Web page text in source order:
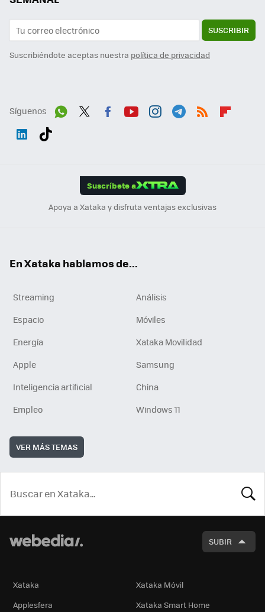
SUSCRIBIR
Suscribiéndote aceptas nuestra política de privacidad
Síguenos
Suscríbete a
Apoya a Xataka y disfruta ventajas exclusivas
En Xataka hablamos de...
Streaming
Análisis
Espacio
Móviles
Energía
Xataka Movilidad
Apple
Samsung
Inteligencia artificial
China
Empleo
Windows 11
VER MÁS TEMAS
SUBIR
Xataka
Xataka Móvil
Applesfera
Xataka Smart Home